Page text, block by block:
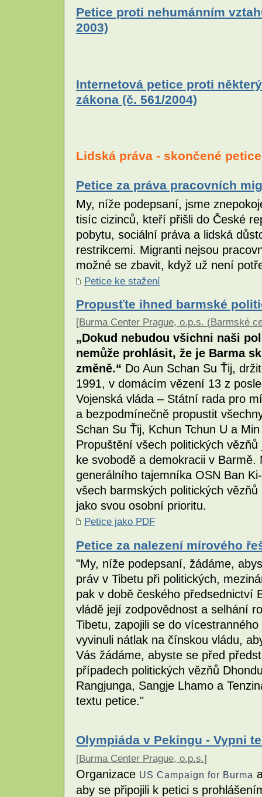
Petice proti nehumánním
2003)
Internetová petice proti
zákona (č. 561/2004)
Lidská práva - skončené petice
Petice za práva pracovních
My, níže podepsaní, jsme
tisíc cizinců, kteří přišli do České
pobytu, sociální práva a lidská
restrikcemi. Migranti nejsou
možné se zbavit, když už není
Petice ke stažení
Propusťte ihned barmské
[Burma Center Prague, o.p.s. (Barmské
„Dokud nebudou všichni naši
nemůže prohlásit, že je Barma
změně.“ Do Aun Schan Su Ťij,
1991, v domácím vězení 13 z
Vojenská vláda – Státní rada pro
a bezpodmínečně propustit
Schan Su Ťij, Kchun Tchun U a
Propuštění všech politických
ke svobodě a demokracii v
generálního tajemníka OSN Ban
všech barmských politických
jako svou osobní prioritu.
Petice jako PDF
Petice za nalezení mírového
"My, níže podepsaní, žádáme,
práv v Tibetu při politických,
pak v době českého předsednictví
vládě její zodpovědnost a selhání
Tibetu, zapojili se do
vyvinuli nátlak na čínskou vládu,
Vás žádáme, abyste se před
případech politických vězňů
Rangjunga, Sangje Lhamo a
textu petice."
Olympiáda v Pekingu - Vypni
[Burma Center Prague, o.p.s.]
Organizace US Campaign for Burma
aby se připojili k petici s